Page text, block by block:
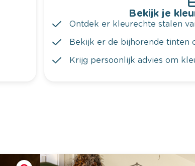
Bekijk je
Ontdek er kleurechte stalen
Bekijk er de bijhorende tinten
Krijg persoonlijk advies om